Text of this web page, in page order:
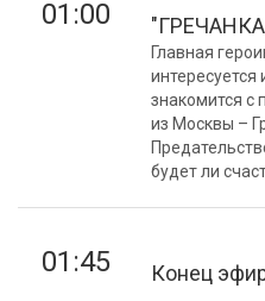
01:00
Главная
знакомится
из Москвы –
будет ли
01:45 Конец